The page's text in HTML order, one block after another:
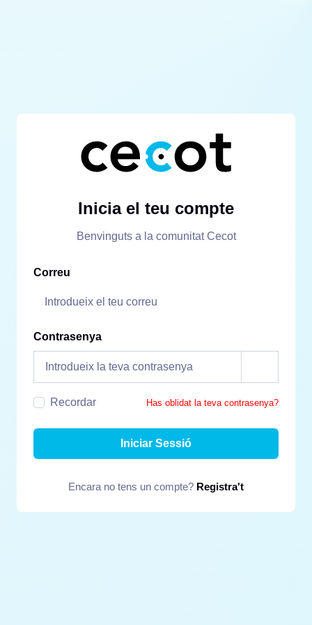
Inicia el teu compte
Benvinguts a la comunitat Cecot
Correu
Contrasenya
Recordar Has oblidat la teva contrasenya?
Iniciar Sessió
Encara no tens un compte? Registra't